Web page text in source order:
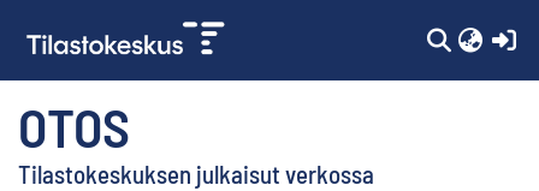
OTOS
Tilastokeskuksen julkaisut verkossa